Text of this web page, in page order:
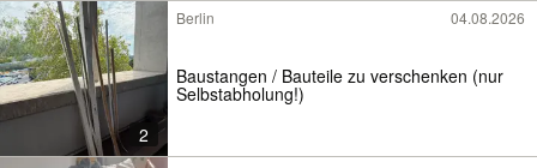
2
Berlin 04.08.2026
Baustangen / Bauteile zu verschenken (nur
Selbstabholung!)